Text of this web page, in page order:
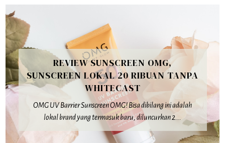
REVIEW SUNSCREEN OMG,
SUNSCREEN LOKAL 20 RIBUAN TANPA
WHITECAST
OMG UV Barrier Sunscreen OMG! Bisa dibilang ini adalah
lokal brand yang termasuk baru, diluncurkan 2...